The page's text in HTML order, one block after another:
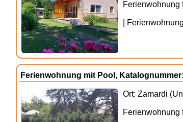
Ferienwohnung
|
Ferienwohnung mit Pool,
Ort: Zamardi
Ferienwohnung